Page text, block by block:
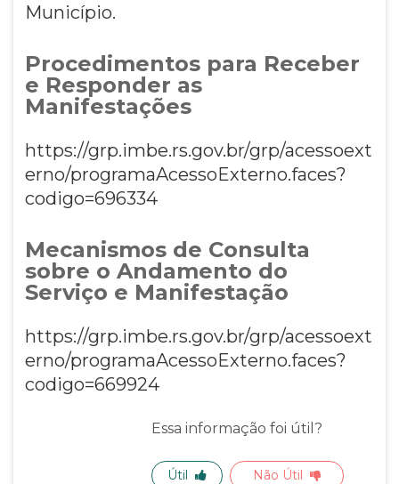
Município.
Procedimentos para Receber
e Responder as
Manifestações
https://grp.imbe.rs.gov.br/grp/acessoext
erno/programaAcessoExterno.faces?
codigo=696334
Mecanismos de Consulta
sobre o Andamento do
Serviço e Manifestação
https://grp.imbe.rs.gov.br/grp/acessoext
erno/programaAcessoExterno.faces?
codigo=669924
Essa informação foi útil?
Útil Não Útil